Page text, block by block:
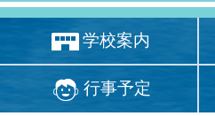
学校案内
行事予定